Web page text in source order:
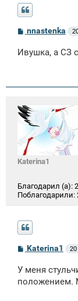
С
о
б
и
nnastenka
Ивушка, а СЗ
Katerina1
Благодарил (а):
Поблагодарили:
С
о
б
щ
Katerina1 20
У меня
положением.